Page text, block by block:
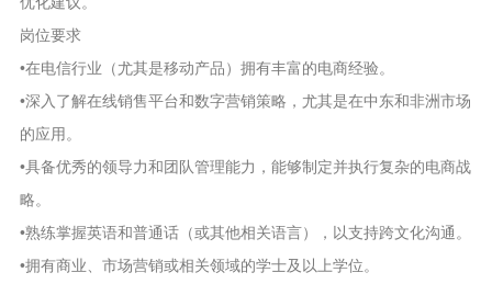
岗位要求
•在电信行业（尤其是移动产品）拥有丰富的电商经验。
•深入了解在线销售平台和数字营销策略，尤其是在中东和非洲市场
的应用。
•具备优秀的领导力和团队管理能力，能够制定并执行复杂的电商战
略。
•熟练掌握英语和普通话（或其他相关语言），以支持跨文化沟通。
•拥有商业、市场营销或相关领域的学士及以上学位。